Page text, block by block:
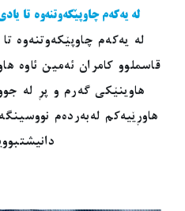
لە یەکەم چاوپێکەوتنەوە تا
لە یەکەم چاوپێکەوتنەوە
هاوینێکی گەرم و پڕ لە
هاوڕێیەکم لەبەردەم